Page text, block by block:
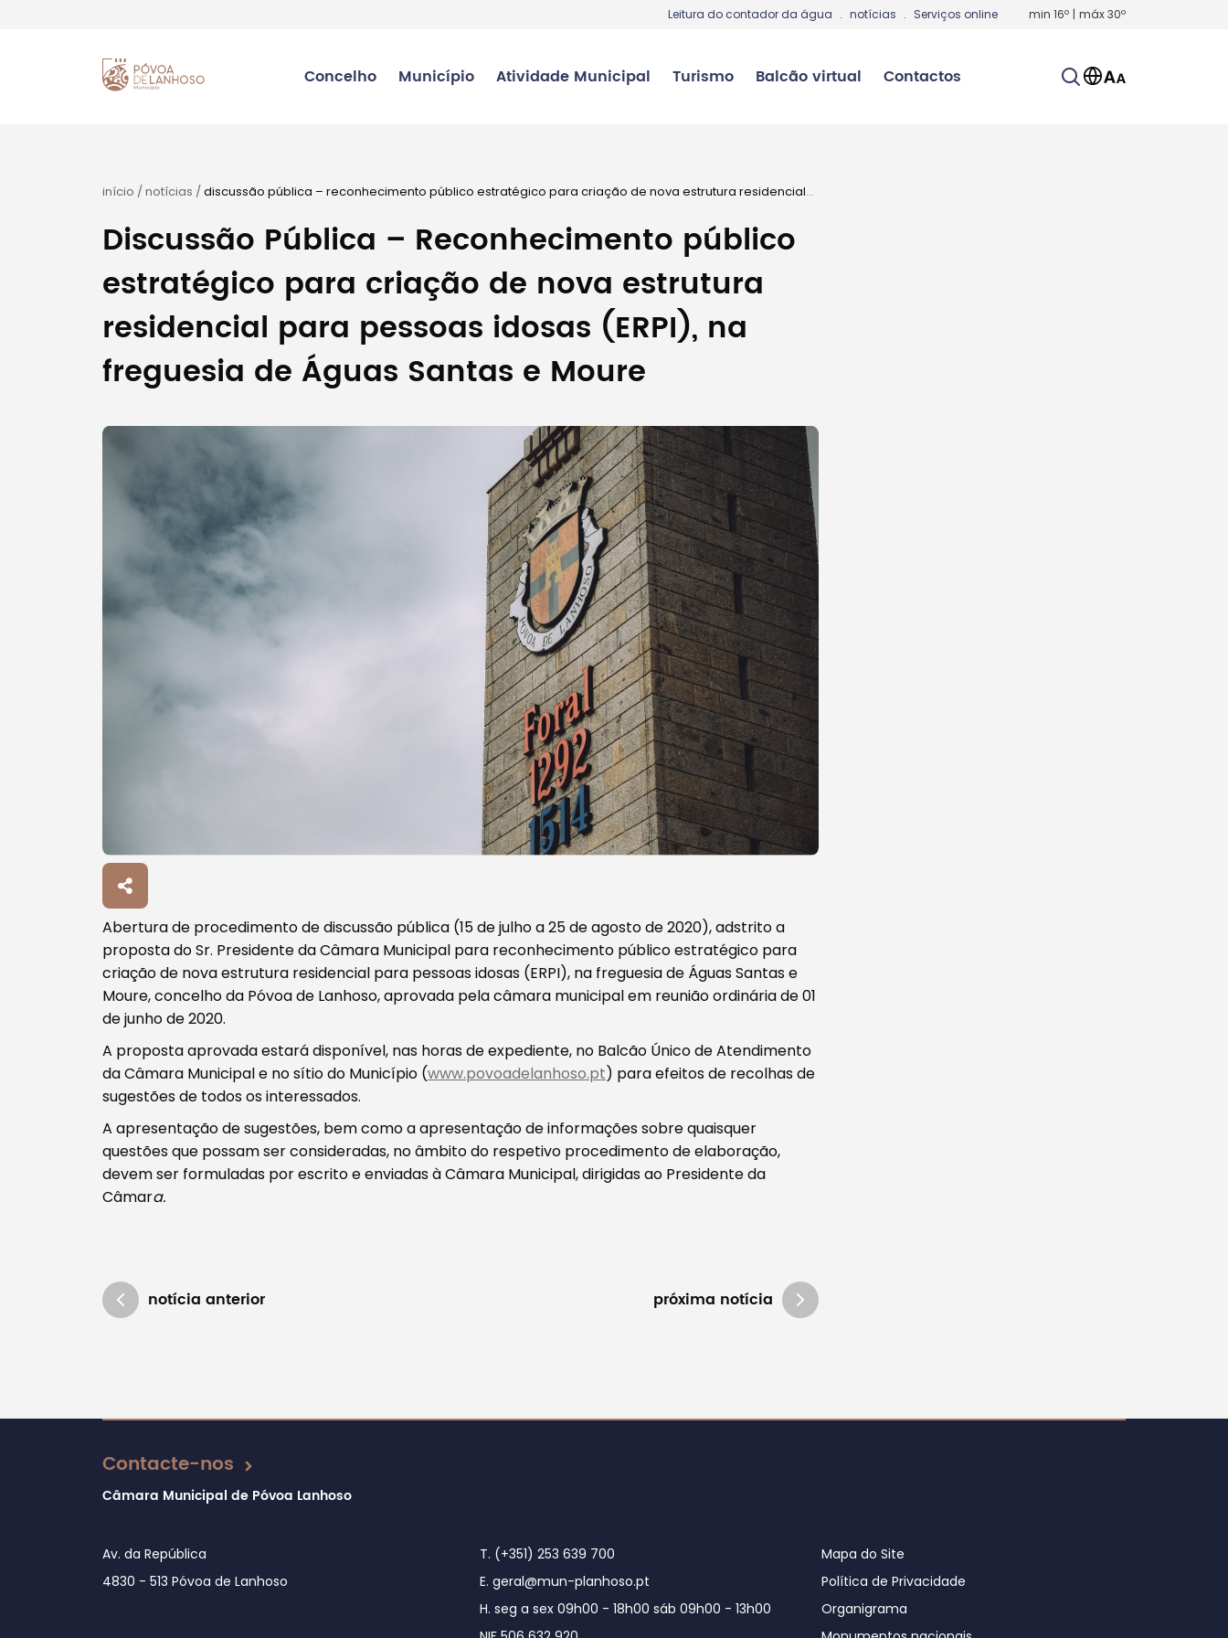
Leitura do contador da água . notícias . Serviços online min 16º | máx30º
Concelho Município Atividade Municipal Turismo Balcão virtual Contactos
Tipo de conteúdo
Filtros
início /notícias /discussão pública – reconhecimento público estratégico para criação de nova estrutura residencial
Discussão Pública – Reconhecimento público
estratégico para criação de nova estrutura
residencial para pessoas idosas (ERPI), na
freguesia de Águas Santas e Moure
Abertura de procedimento de discussão pública (15 de julho a 25 de agosto de 2020), adstrito a
proposta do Sr. Presidente da Câmara Municipal para reconhecimento público estratégico para
criação de nova estrutura residencial para pessoas idosas (ERPI), na freguesia de Águas Santas e
Moure, concelho da Póvoa de Lanhoso, aprovada pela câmara municipal em reunião ordinária de 01
de junho de 2020.
A proposta aprovada estará disponível, nas horas de expediente, no Balcão Único de Atendimento
da Câmara Municipal e no sítio do Município (www.povoadelanhoso.pt) para efeitos de recolhas de
sugestões de todos os interessados.
A apresentação de sugestões, bem como a apresentação de informações sobre quaisquer
questões que possam ser consideradas, no âmbito do respetivo procedimento de elaboração,
devem ser formuladas por escrito e enviadas à Câmara Municipal, dirigidas ao Presidente da
Câmara.
notícia anterior próxima notícia
Atualizado em 15/07/2020
Contacte-nos
Câmara Municipal de Póvoa Lanhoso
Av. da República
4830 - 513 Póvoa de Lanhoso
T. (+351) 253 639 700
E. geral@mun-planhoso.pt
H. seg a sex 09h00 - 18h00 sáb 09h00 - 13h00
Mapa do Site
Política de Privacidade
Organigrama